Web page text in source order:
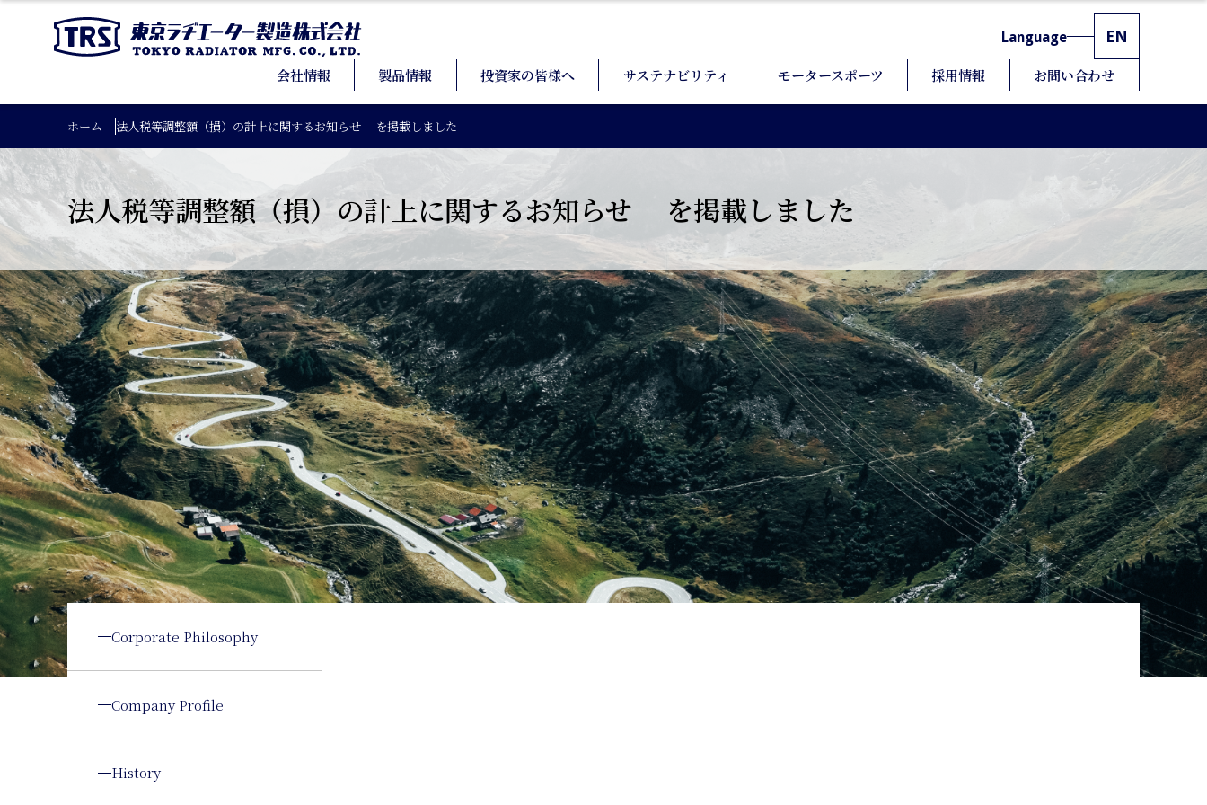
会社情報 製品情報 投資家の皆様へ サステナビリティ モータースポーツ 採用情報 お問い合わせ
Language EN
ホーム 法人税等調整額（損）の計上に関するお知らせ を掲載しました
法人税等調整額（損）の計上に関するお知らせ を掲載しました
Corporate Philosophy
Company Profile
History